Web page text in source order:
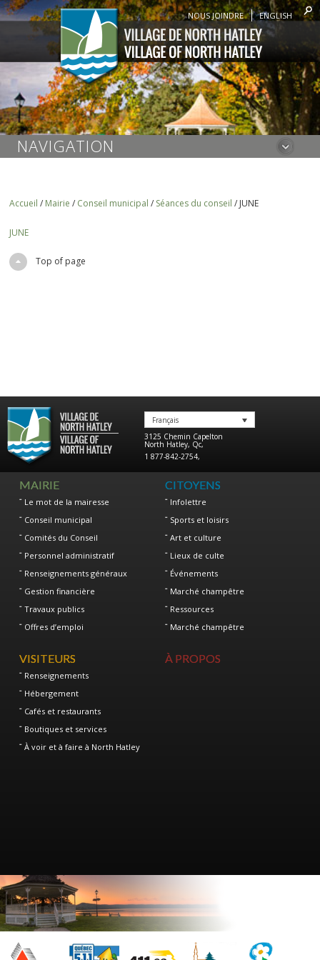
NOUS JOINDRE ENGLISH
NAVIGATION
Accueil / Mairie / Conseil municipal / Séances du conseil / JUNE
JUNE
Top of page
Français
3125 Chemin Capelton
North Hatley, Qc,
1 877-842-2754,
MAIRIE
Le mot de la mairesse
Conseil municipal
Comités du Conseil
Personnel administratif
Renseignements généraux
Gestion financière
Travaux publics
Offres d’emploi
CITOYENS
Infolettre
Sports et loisirs
Art et culture
Lieux de culte
Événements
Marché champêtre
Ressources
Marché champêtre
VISITEURS
Renseignements
Hébergement
Cafés et restaurants
Boutiques et services
À voir et à faire à North Hatley
À PROPOS